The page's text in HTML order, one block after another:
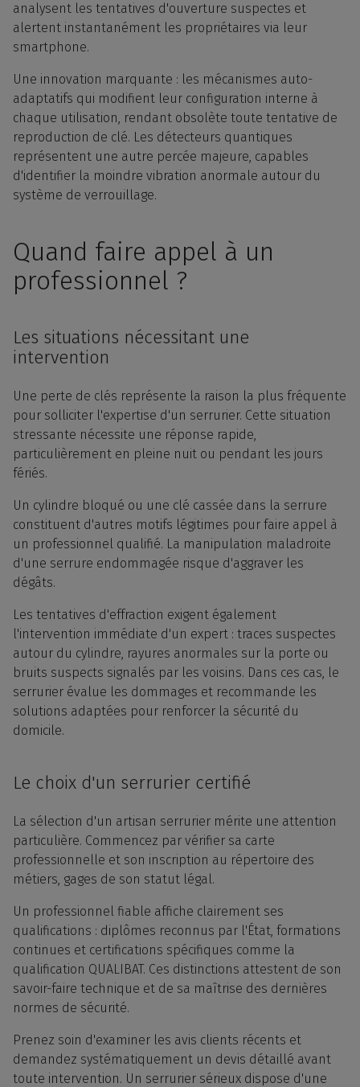
analysent les tentatives d'ouverture suspectes et
alertent instantanément les propriétaires via leur
smartphone.
Une innovation marquante : les mécanismes auto-
adaptatifs qui modifient leur configuration interne à
chaque utilisation, rendant obsolète toute tentative de
reproduction de clé. Les détecteurs quantiques
représentent une autre percée majeure, capables
d'identifier la moindre vibration anormale autour du
système de verrouillage.
Quand faire appel à un
professionnel ?
Les situations nécessitant une
intervention
Une perte de clés représente la raison la plus fréquente
pour solliciter l'expertise d'un serrurier. Cette situation
stressante nécessite une réponse rapide,
particulièrement en pleine nuit ou pendant les jours
fériés.
Un cylindre bloqué ou une clé cassée dans la serrure
constituent d'autres motifs légitimes pour faire appel à
un professionnel qualifié. La manipulation maladroite
d'une serrure endommagée risque d'aggraver les
dégâts.
Les tentatives d'effraction exigent également
l'intervention immédiate d'un expert : traces suspectes
autour du cylindre, rayures anormales sur la porte ou
bruits suspects signalés par les voisins. Dans ces cas, le
serrurier évalue les dommages et recommande les
solutions adaptées pour renforcer la sécurité du
domicile.
Le choix d'un serrurier certifié
La sélection d'un artisan serrurier mérite une attention
particulière. Commencez par vérifier sa carte
professionnelle et son inscription au répertoire des
métiers, gages de son statut légal.
Un professionnel fiable affiche clairement ses
qualifications : diplômes reconnus par l'État, formations
continues et certifications spécifiques comme la
qualification QUALIBAT. Ces distinctions attestent de son
savoir-faire technique et de sa maîtrise des dernières
normes de sécurité.
Prenez soin d'examiner les avis clients récents et
demandez systématiquement un devis détaillé avant
toute intervention. Un serrurier sérieux dispose d'une